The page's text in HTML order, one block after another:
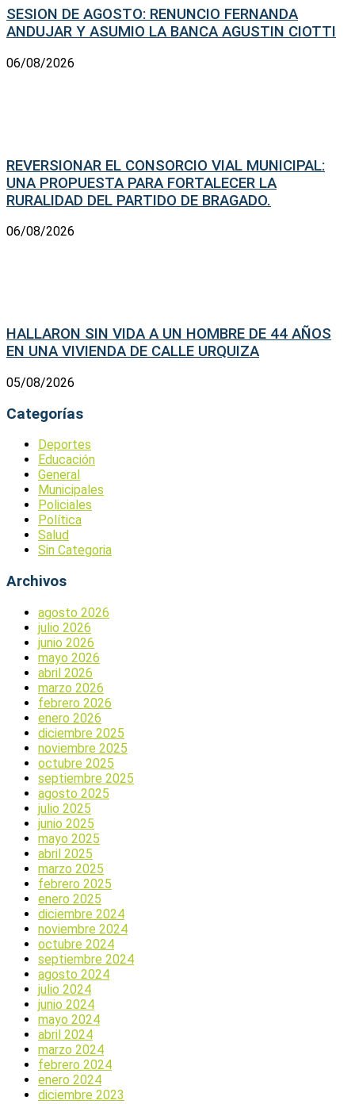
SESION DE AGOSTO: RENUNCIO FERNANDA
ANDUJAR Y ASUMIO LA BANCA AGUSTIN CIOTTI
06/08/2026
REVERSIONAR EL CONSORCIO VIAL MUNICIPAL:
UNA PROPUESTA PARA FORTALECER LA
RURALIDAD DEL PARTIDO DE BRAGADO.
06/08/2026
HALLARON SIN VIDA A UN HOMBRE DE 44 AÑOS
EN UNA VIVIENDA DE CALLE URQUIZA
05/08/2026
Categorías
Deportes
Educación
General
Municipales
Policiales
Política
Salud
Sin Categoria
Archivos
agosto 2026
julio 2026
junio 2026
mayo 2026
abril 2026
marzo 2026
febrero 2026
enero 2026
diciembre 2025
noviembre 2025
octubre 2025
septiembre 2025
agosto 2025
julio 2025
junio 2025
mayo 2025
abril 2025
marzo 2025
febrero 2025
enero 2025
diciembre 2024
noviembre 2024
octubre 2024
septiembre 2024
agosto 2024
julio 2024
junio 2024
mayo 2024
abril 2024
marzo 2024
febrero 2024
enero 2024
diciembre 2023